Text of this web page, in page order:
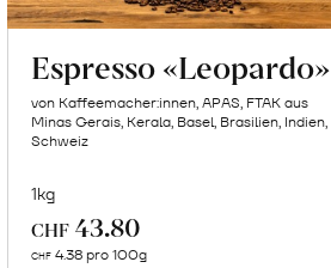
Espresso «Leopardo»
von Kaffeemacher:innen, APAS, FTAK aus
Minas Gerais, Kerala, Basel, Brasilien, Indien,
Schweiz
1kg
CHF 43.80
CHF 4.38 pro 100g